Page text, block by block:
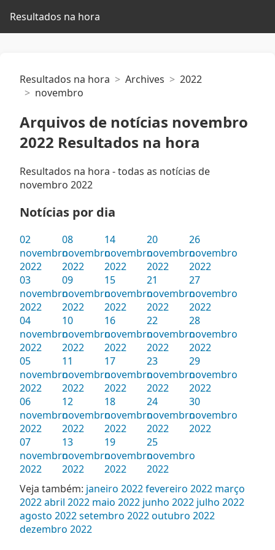
Resultados na hora
Resultados na hora Archives
2022
novembro
Arquivos de notícias novembro
2022 Resultados na hora
Resultados na hora - todas as notícias de
novembro 2022
Notícias por dia
02
novembro
2022
03
novembro
2022
04
novembro
2022
05
novembro
2022
06
novembro
2022
07
novembro
2022
08
novembro
2022
09
novembro
2022
10
novembro
2022
11
novembro
2022
12
novembro
2022
13
novembro
2022
14
novembro
2022
15
novembro
2022
16
novembro
2022
17
novembro
2022
18
novembro
2022
19
novembro
2022
20
novembro
2022
21
novembro
2022
22
novembro
2022
23
novembro
2022
24
novembro
2022
25
novembro
2022
26
novembro
2022
27
novembro
2022
28
novembro
2022
29
novembro
2022
30
novembro
2022
Veja também: janeiro 2022fevereiro 2022 março
2022abril 2022 maio 2022 junho 2022 julho 2022
agosto 2022setembro 2022outubro 2022
dezembro 2022